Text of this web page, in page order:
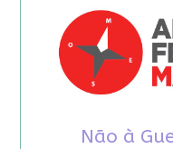
Não à